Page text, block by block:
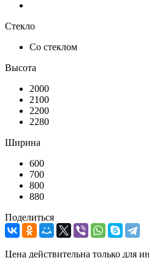
Стекло
Со стеклом
Высота
2000
2100
2200
2280
Ширина
600
700
800
880
Поделиться
Цена действительна только для